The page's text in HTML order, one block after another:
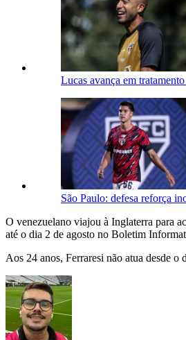
Lucas avança em
São Paulo: defesa reforça
O venezuelano viajou à Inglaterra para
até o dia 2 de agosto no Boletim
Aos 24 anos, Ferraresi não atua desde